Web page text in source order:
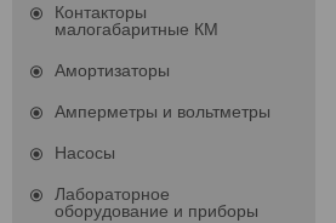
Контакторы
малогабаритные КМ
Амортизаторы
Амперметры и вольтметры
Насосы
Лабораторное
оборудование и приборы